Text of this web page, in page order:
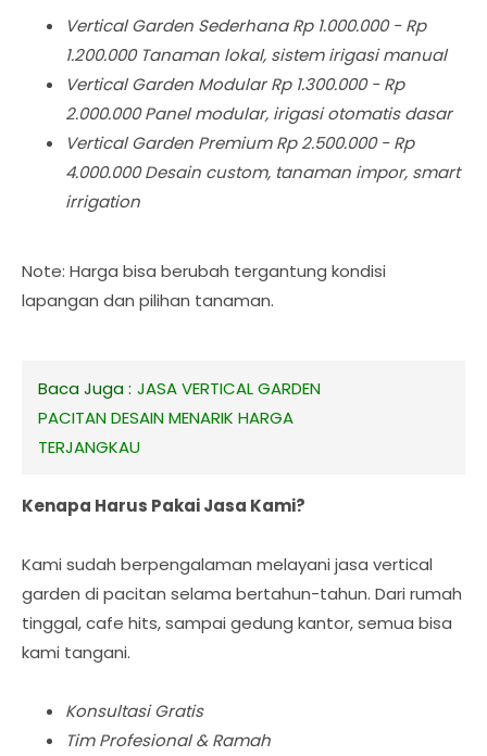
Vertical Garden Sederhana Rp 1.000.000 - Rp
1.200.000 Tanaman lokal, sistem irigasi manual
Vertical Garden Modular Rp 1.300.000 - Rp
2.000.000 Panel modular, irigasi otomatis dasar
Vertical Garden Premium Rp 2.500.000 - Rp
4.000.000 Desain custom, tanaman impor, smart
irrigation
Note: Harga bisa berubah tergantung kondisi
lapangan dan pilihan tanaman.
Baca Juga : JASA VERTICAL GARDEN
PACITAN DESAIN MENARIK HARGA
TERJANGKAU
Kenapa Harus Pakai Jasa Kami?
Kami sudah berpengalaman melayani jasa vertical
garden di pacitan selama bertahun-tahun. Dari rumah
tinggal, cafe hits, sampai gedung kantor, semua bisa
kami tangani.
Konsultasi Gratis
Tim Profesional & Ramah